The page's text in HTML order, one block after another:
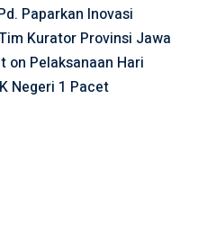
Paparkan Inovasi
Kurator Provinsi Jawa
on Pelaksanaan Hari
Negeri 1 Pacet